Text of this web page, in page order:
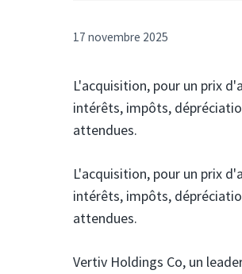
17 novembre 2025
L'acquisition, pour un prix
intérêts, impôts,
attendues.
L'acquisition, pour un prix
intérêts, impôts,
attendues.
Vertiv Holdings Co, un